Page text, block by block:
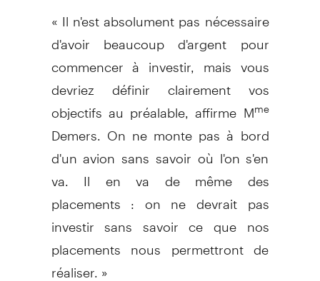
« Il n'est absolument pas nécessaire
d'avoir beaucoup d'argent pour
commencer à investir, mais vous
devriez définir clairement vos
objectifs au préalable, affirme Mme
Demers. On ne monte pas à bord
d'un avion sans savoir où l'on s'en
va. Il en va de même des
placements : on ne devrait pas
investir sans savoir ce que nos
placements nous permettront de
réaliser. »